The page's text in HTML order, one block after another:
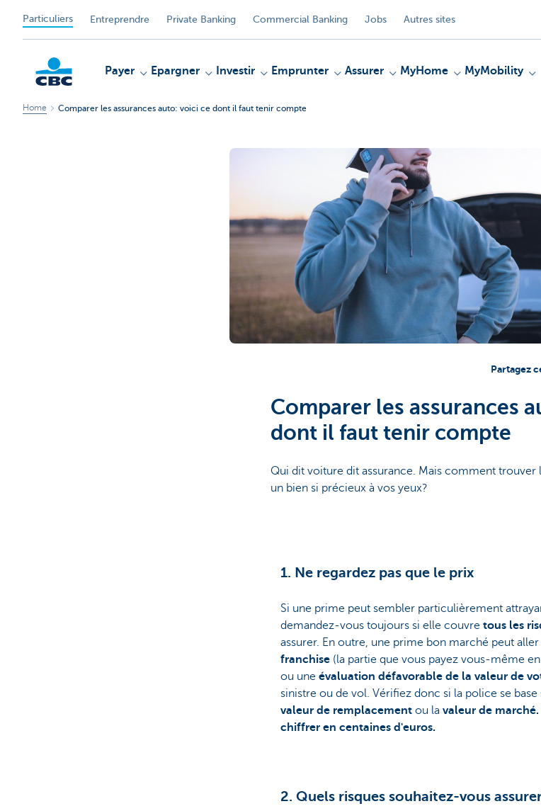
Particuliers Entreprendre Private Banking Commercial Banking Jobs Autres sites
Payer Epargner Investir Emprunter Assurer MyHome MyMobility
Home Comparer les assurances auto: voici ce dont il faut tenir compte
Partagez
Comparer les assurances
dont il faut tenir compte
Qui dit voiture dit assurance. Mais comment trouver
un bien si précieux à vos yeux?
1. Ne regardez pas que le prix
Si une prime peut sembler particulièrement
demandez-vous toujours si elle couvre tous les
assurer. En outre, une prime bon marché peut
franchise (la partie que vous payez vous-même
ou une évaluation défavorable de la valeur de
sinistre ou de vol. Vérifiez donc si la police se base
valeur de remplacementou la valeur de
chiffrer en centaines d'euros.
2. Quels risques souhaitez-vous